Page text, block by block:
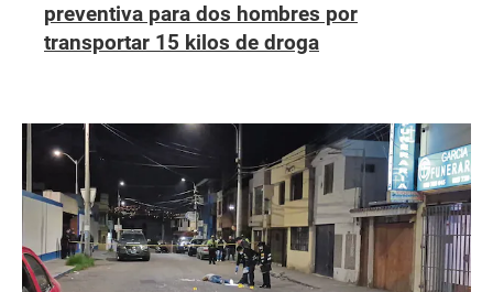
preventiva para dos hombres por
transportar 15 kilos de droga